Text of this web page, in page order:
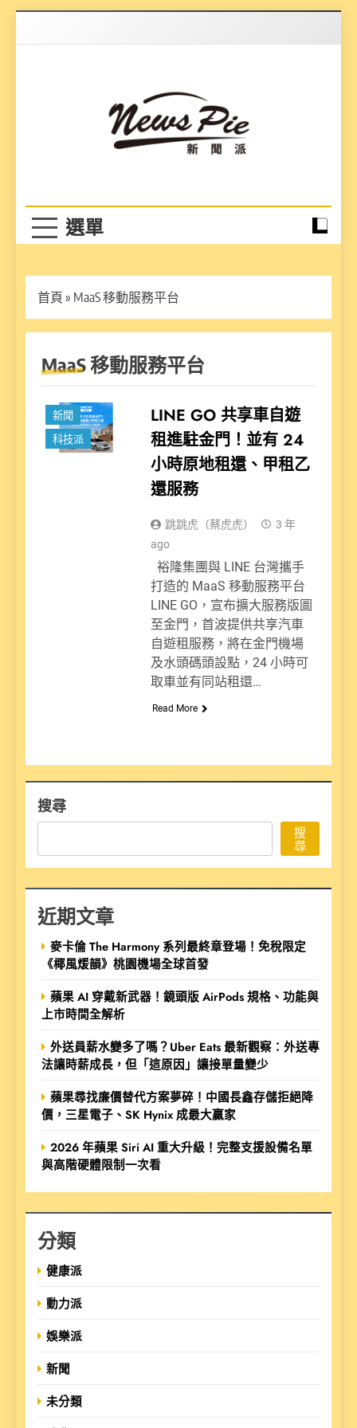
首頁 » MaaS 移動服務平台
MaaS 移動服務平台
新聞
科技派
LINE GO 共享車自遊
租進駐金門！並有 24
小時原地租還、甲租乙
還服務
跳跳虎（蔡虎虎）
3 年
ago
裕隆集團與 LINE 台灣攜手
打造的 MaaS 移動服務平台
LINE GO，宣布擴大服務版圖
至金門，首波提供共享汽車
自遊租服務，將在金門機場
及水頭碼頭設點，24 小時可
取車並有同站租還…
Read More
搜尋
搜
尋
近期文章
麥卡倫 The Harmony 系列最終章登場！免稅限定
《椰風煖韻》桃園機場全球首發
蘋果 AI 穿戴新武器！鏡頭版 AirPods 規格、功能與
上市時間全解析
外送員薪水變多了嗎？Uber Eats 最新觀察：外送專
法讓時薪成長，但「這原因」讓接單量變少
蘋果尋找廉價替代方案夢碎！中國長鑫存儲拒絕降
價，三星電子、SK Hynix 成最大贏家
2026 年蘋果 Siri AI 重大升級！完整支援設備名單
與高階硬體限制一次看
分類
健康派
動力派
娛樂派
新聞
未分類